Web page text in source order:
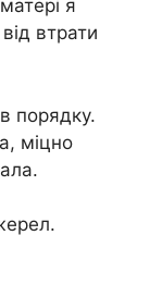
я
втрати
порядку.
міцно